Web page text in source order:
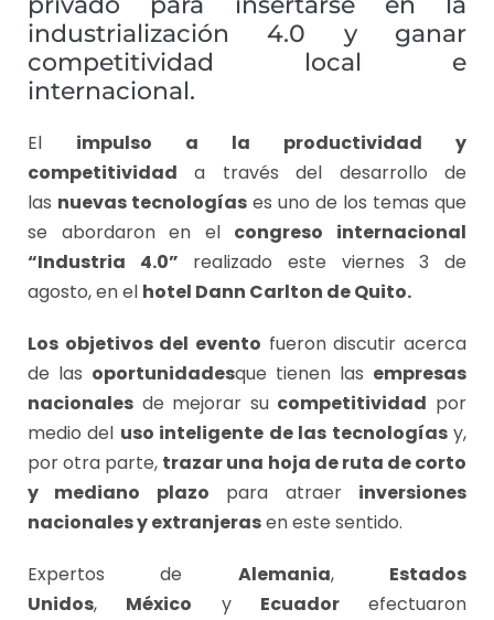
industrialización 4.0 y ganar
competitividad local e
internacional.
El impulso a la productividad y
competitividad a través del desarrollo de
las nuevas tecnologías es uno de los temas que
se abordaron en el congreso internacional
“Industria 4.0” realizado este viernes 3 de
agosto, en el hotel Dann Carlton de Quito.
Los objetivos del evento fueron discutir acerca
de las oportunidadesque tienen las empresas
nacionales de mejorar su competitividad por
medio del uso inteligente de las tecnologíasy,
por otra parte, trazar una hoja de ruta de corto
y mediano plazo para atraer inversiones
nacionales y extranjerasen este sentido.
Expertos de Alemania, Estados
Unidos, México y Ecuadorefectuaron